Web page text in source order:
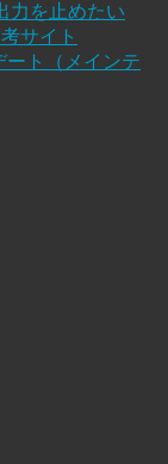
力を止めたい
サイト
ート（メインテ